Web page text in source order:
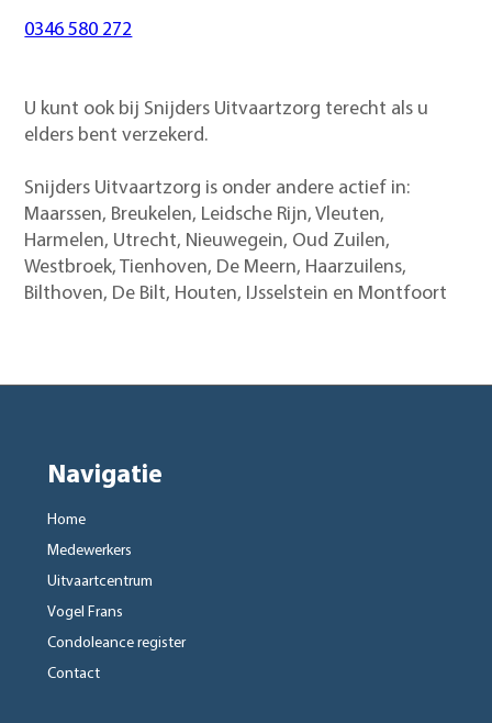
0346 580 272
U kunt ook bij Snijders Uitvaartzorg terecht als u
elders bent verzekerd.
Snijders Uitvaartzorg is onder andere actief in:
Maarssen, Breukelen, Leidsche Rijn, Vleuten,
Harmelen, Utrecht, Nieuwegein, Oud Zuilen,
Westbroek, Tienhoven, De Meern, Haarzuilens,
Bilthoven, De Bilt, Houten, IJsselstein en Montfoort
Navigatie
Home
Medewerkers
Uitvaartcentrum
Vogel Frans
Condoleance register
Contact